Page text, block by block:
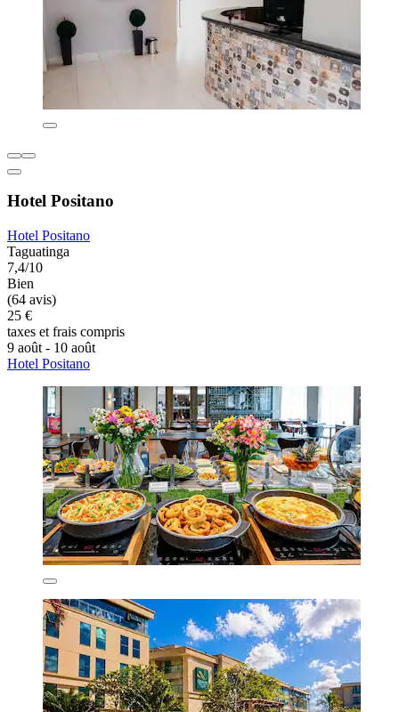
Hotel Positano
Hotel Positano
Taguatinga
7,4/10
Bien
(64 avis)
25 €
taxes et frais compris
9 août - 10 août
Hotel Positano